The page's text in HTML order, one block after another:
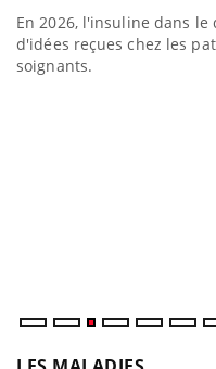
En 2026, l'insuline dans
d'idées reçues chez les
soignants.